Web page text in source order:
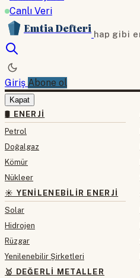
Canlı Veri
Emtia Defteri hap gibi
Giriş Abone ol
Kapat
🛢 ENERJI
Petrol
Doğalgaz
Kömür
Nükleer
☀️ YENILENEBILIR ENERJI
Solar
Hidrojen
Rüzgar
Yenilenebilir Şirketleri
🥇 DEĞERLI METALLER